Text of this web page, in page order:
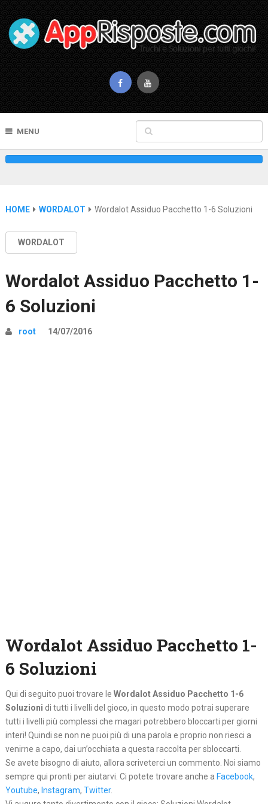
MENU
HOME WORDALOT Wordalot Assiduo Pacchetto 1-6 Soluzioni
WORDALOT
Wordalot Assiduo Pacchetto 1-
6 Soluzioni
root 14/07/2016
Wordalot Assiduo Pacchetto 1-
6 Soluzioni
Qui di seguito puoi trovare le Wordalot Assiduo Pacchetto 1-6
Soluzioni di tutti i livelli del gioco, in questo modo potrai superare
tutti i livelli più complessi che magari potrebbero bloccarti per giorni
interi! Quindi se non ne puoi più di una parola e proprio non riesci a
venirne a capo, dai un’occhiata a questa raccolta per sbloccarti.
Se avete bisogno di aiuto, allora scriveterci un commento. Noi siamo
sempre qui pronti per aiutarvi. Ci potete trovare anche a Facebook,
Youtube, Instagram, Twitter.